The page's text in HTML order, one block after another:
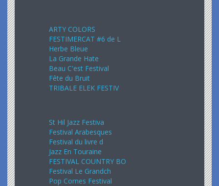
ARTY COLORS
FESTIMERCAT #6 de L
Herbe Bleue
La Grande Hate
Beau C'est Festival
Fête du Bruit
TRIBALE ELEK FESTIV
St Hil Jazz Festiva
Festival Arabesques
Festival du livre d
Jazz En Touraine
FESTIVAL COUNTRY BO
Festival Le Grandch
Pop Cornes Festival